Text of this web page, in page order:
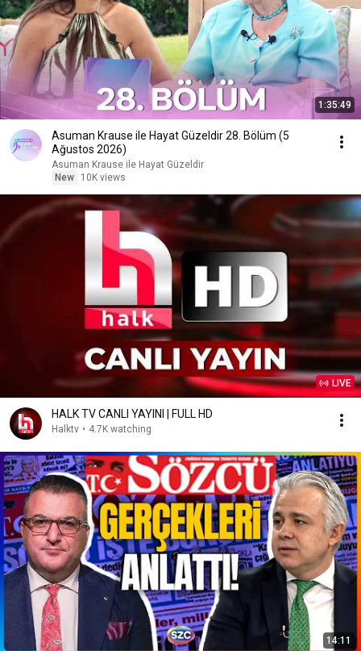
1:35:49
Asuman Krause ile Hayat Güzeldir 28. Bölüm (5
Ağustos 2026)
Asuman Krause ile Hayat Güzeldir
New
10K views
LIVE
HALK TV CANLI YAYINI | FULL HD
Halktv • 4.7K watching
14:11